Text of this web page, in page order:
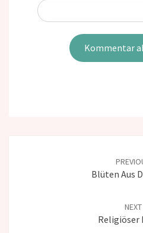
Blüten Aus
NEXT
Religiöser